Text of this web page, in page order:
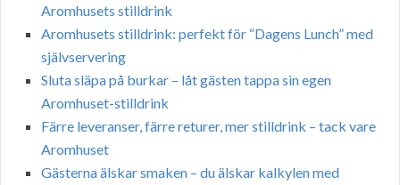
Aromhusets stilldrink
Aromhusets stilldrink: perfekt för “Dagens Lunch” med
självservering
Sluta släpa på burkar – låt gästen tappa sin egen
Aromhuset-stilldrink
Färre leveranser, färre returer, mer stilldrink – tack vare
Aromhuset
Gästerna älskar smaken – du älskar kalkylen med